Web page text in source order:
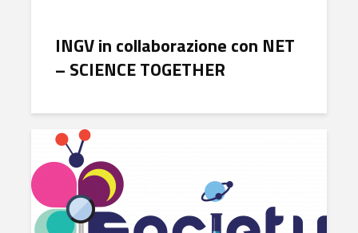
INGV in collaborazione con NET
– SCIENCE TOGETHER